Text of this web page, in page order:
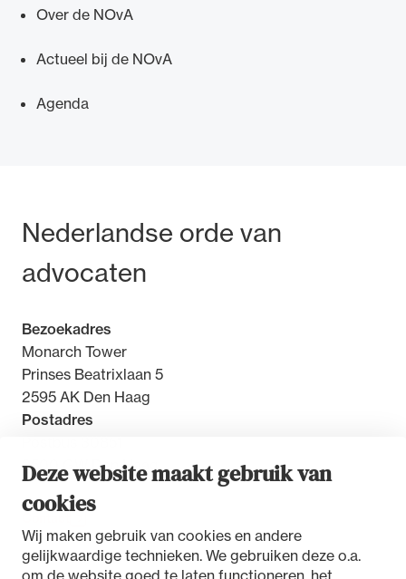
Deze website maakt gebruik van
cookies
Wij maken gebruik van cookies en andere
gelijkwaardige technieken. We gebruiken deze o.a.
om de website goed te laten functioneren, het
Over de NOvA
Actueel bij de NOvA
Agenda
Bezoek- en postadres
Nederlandse orde van
advocaten
Bezoekadres
Monarch Tower
Prinses Beatrixlaan 5
2595 AK Den Haag
Postadres
2500 GW Den Haag